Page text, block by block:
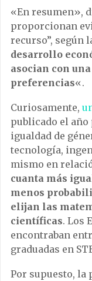
«En resumen»,
proporcionan
recurso”, según
desarrollo
asocian con
preferencias«.
Curiosamente,
publicado el año
igualdad de
tecnología,
mismo en
cuanta más
menos
elijan las
científicas. Los
encontraban
graduadas en
Por supuesto, la